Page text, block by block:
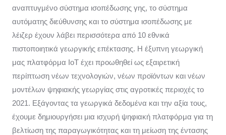
αναπτυγμένο σύστημα ισοπέδωσης γης, το σύστημα
αυτόματης διεύθυνσης και το σύστημα ισοπέδωσης με
λέιζερ έχουν λάβει περισσότερα από 10 εθνικά
πιστοποιητικά γεωργικής επέκτασης. Η έξυπνη γεωργική
μας πλατφόρμα IoT έχει προωθηθεί ως εξαιρετική
περίπτωση νέων τεχνολογιών, νέων προϊόντων και νέων
μοντέλων ψηφιακής γεωργίας στις αγροτικές περιοχές το
2021. Εξάγοντας τα γεωργικά δεδομένα και την αξία τους,
έχουμε δημιουργήσει μια ισχυρή ψηφιακή πλατφόρμα για τη
βελτίωση της παραγωγικότητας και τη μείωση της έντασης